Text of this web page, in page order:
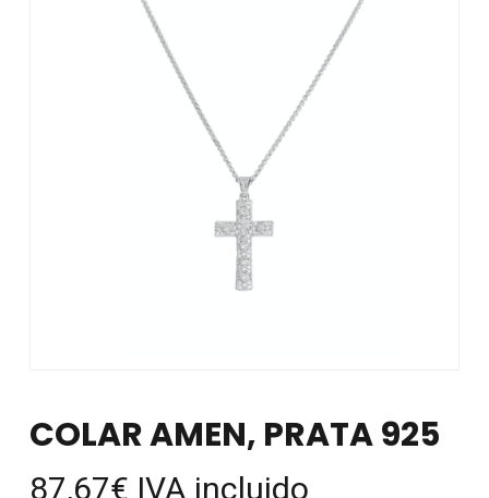
COLAR AMEN, PRATA 925
87,67€ IVA incluido